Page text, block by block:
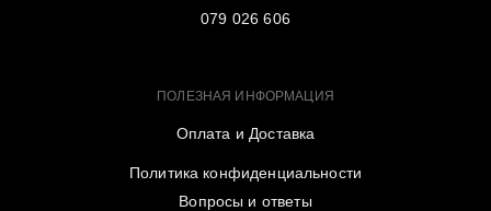
079 026 606
ПОЛЕЗНАЯ ИНФОРМАЦИЯ
Оплата и Доставка
Политика конфиденциальности
Вопросы и ответы